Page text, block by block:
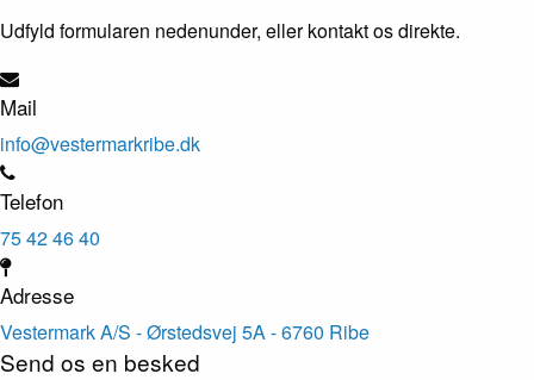
Udfyld formularen nedenunder, eller kontakt os direkte.
Mail
info@vestermarkribe.dk
Telefon
75 42 46 40
Adresse
Vestermark A/S - Ørstedsvej 5A - 6760 Ribe
Send os en besked